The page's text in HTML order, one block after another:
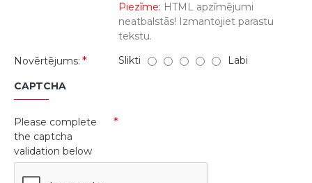
Piezīme: HTML apzīmējumi
neatbalstās! Izmantojiet parastu
tekstu.
Novērtējums:
Slikti Labi
CAPTCHA
Please complete
the captcha
validation below